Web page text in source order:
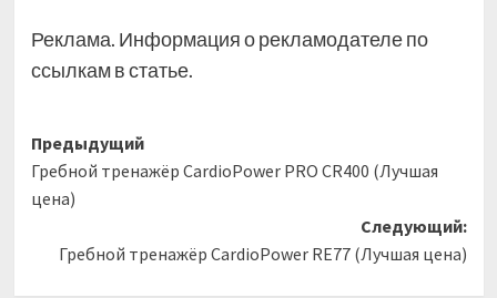
Реклама. Информация о рекламодателе по
ссылкам в статье.
Навигация
записи
Предыдущий
Гребной тренажёр CardioPower PRO CR400 (Лучшая
цена)
Следующий:
Гребной тренажёр CardioPower RE77 (Лучшая цена)